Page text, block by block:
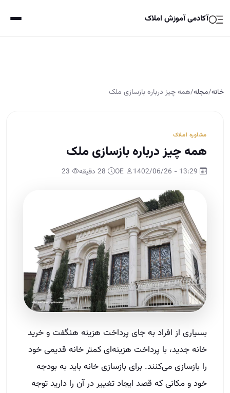
آکادمی آموزش املاک
خانه/مجله/همه چیز درباره بازسازی ملک
مشاوره املاک
همه چیز درباره بازسازی ملک
بسیاری از افراد به جای پرداخت هزینه هنگفت و خرید
خانه جدید، با پرداخت هزینه‌ای کمتر خانه قدیمی خود
را بازسازی می‌کنند. برای بازسازی خانه باید به بودجه
خود و مکانی که قصد ایجاد تغییر در آن را دارید توجه